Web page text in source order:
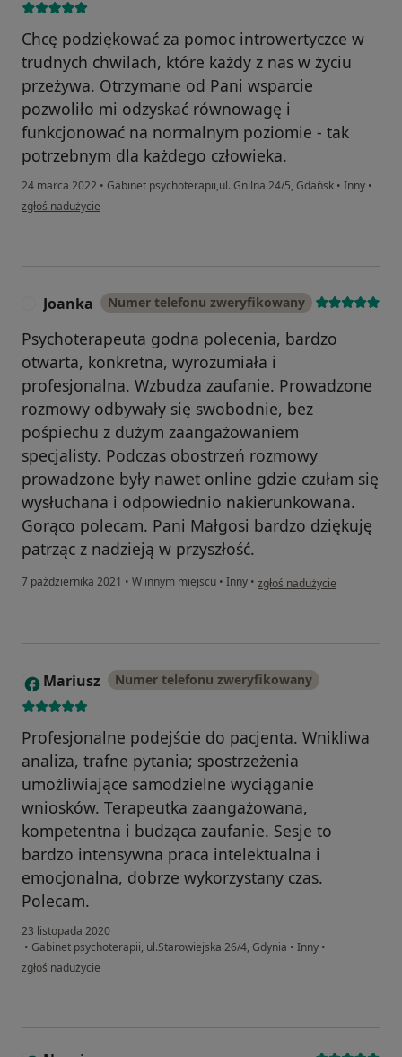
Chcę podziękować za pomoc introwertyczce w
trudnych chwilach, które każdy z nas w życiu
przeżywa. Otrzymane od Pani wsparcie
pozwoliło mi odzyskać równowagę i
funkcjonować na normalnym poziomie - tak
potrzebnym dla każdego człowieka.
24 marca 2022 • Gabinet psychoterapii,ul. Gnilna 24/5, Gdańsk • Inny •
w opinii użytkownika Marta Braut
zgłoś nadużycie
Joanka Numer telefonu zweryfikowany
Psychoterapeuta godna polecenia, bardzo
otwarta, konkretna, wyrozumiała i
profesjonalna. Wzbudza zaufanie. Prowadzone
rozmowy odbywały się swobodnie, bez
pośpiechu z dużym zaangażowaniem
specjalisty. Podczas obostrzeń rozmowy
prowadzone były nawet online gdzie czułam się
wysłuchana i odpowiednio nakierunkowana.
Gorąco polecam. Pani Małgosi bardzo dziękuję
patrząc z nadzieją w przyszłość.
7 października 2021 • W innym miejscu • Inny • w opinii użytkownika Joanka
zgłoś nadużycie
M Mariusz Numer telefonu zweryfikowany
Profesjonalne podejście do pacjenta. Wnikliwa
analiza, trafne pytania; spostrzeżenia
umożliwiające samodzielne wyciąganie
wniosków. Terapeutka zaangażowana,
kompetentna i budząca zaufanie. Sesje to
bardzo intensywna praca intelektualna i
emocjonalna, dobrze wykorzystany czas.
Polecam.
23 listopada 2020
• Gabinet psychoterapii, ul.Starowiejska 26/4, Gdynia • Inny •
w opinii użytkownika Mariusz
zgłoś nadużycie